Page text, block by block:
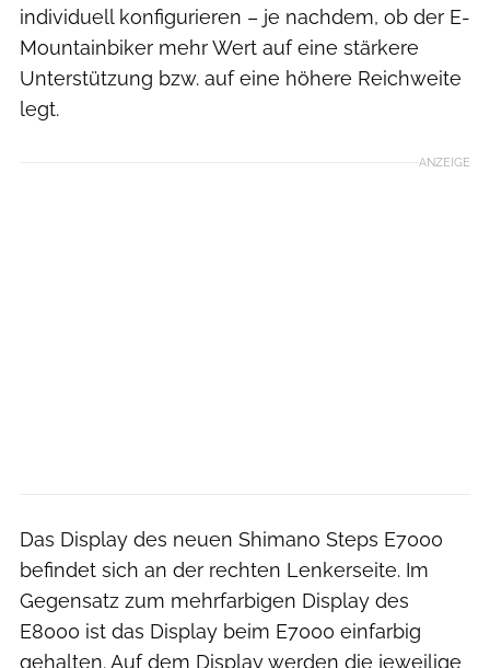
individuell konfigurieren – je nachdem, ob der E-
Mountainbiker mehr Wert auf eine stärkere
Unterstützung bzw. auf eine höhere Reichweite
legt.
ANZEIGE
Das Display des neuen Shimano Steps E7000
befindet sich an der rechten Lenkerseite. Im
Gegensatz zum mehrfarbigen Display des
E8000 ist das Display beim E7000 einfarbig
gehalten. Auf dem Display werden die jeweilige